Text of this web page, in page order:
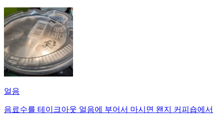
얼음
음료수를 테이크아웃 얼음에 부어서 마시면 왠지 커피숍에서